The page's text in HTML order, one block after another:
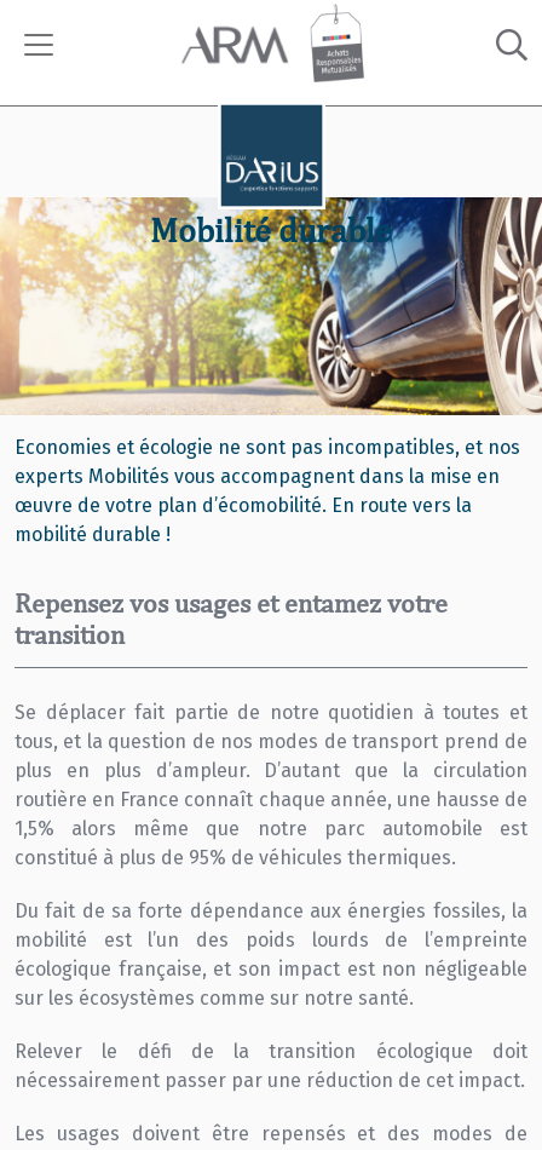
Mobilité durable
Economies et écologie ne sont pas incompatibles, et nos
experts Mobilités vous accompagnent dans la mise en
œuvre de votre plan d’écomobilité. En route vers la
mobilité durable !
Repensez vos usages et entamez votre
transition
Se déplacer fait partie de notre quotidien à toutes et
tous, et la question de nos modes de transport prend de
plus en plus d’ampleur. D’autant que la circulation
routière en France connaît chaque année, une hausse de
1,5% alors même que notre parc automobile est
constitué à plus de 95% de véhicules thermiques.
Du fait de sa forte dépendance aux énergies fossiles, la
mobilité est l’un des poids lourds de l’empreinte
écologique française, et son impact est non négligeable
sur les écosystèmes comme sur notre santé.
Relever le défi de la transition écologique doit
nécessairement passer par une réduction de cet impact.
Les usages doivent être repensés et des modes de